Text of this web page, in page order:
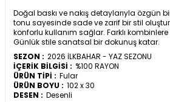
Doğal baskı ve nakış detaylarıyla özgün
tonu sayesinde sade ve zarif bir stil
konforlu kullanım sağlar. Farklı
Günlük stile sanatsal bir dokunuş katar.
SEZON : 2026 İLKBAHAR - YAZ SEZONU
İÇERİK BİLGİSİ : %100 RAYON
ÜRÜN TİPİ : Fular
ÜRÜN BOYU : 102 x 30
DESEN : Desenli